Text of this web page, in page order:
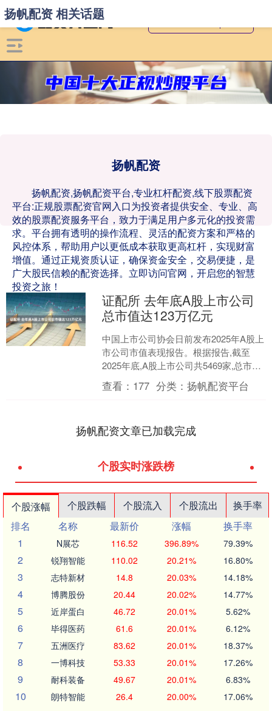
扬帆配资
扬帆配资,扬帆配资平台,专业杠杆配资,线下股票配资
平台:正规股票配资官网入口为投资者提供安全、专业、高
效的股票配资服务平台，致力于满足用户多元化的投资需
求。平台拥有透明的操作流程、灵活的配资方案和严格的
风控体系，帮助用户以更低成本获取更高杠杆，实现财富
增值。通过正规资质认证，确保资金安全，交易便捷，是
广大股民信赖的配资选择。立即访问官网，开启您的智慧
投资之旅！
扬帆配资 相关话题
证配所 去年底A股上市公司
总市值达123万亿元
中国上市公司协会日前发布2025年A股上
市公司市值表现报告。根据报告,截至
2025年底,A股上市公司共5469家,总市值
123万亿元,其中2025年新增上市公司....
查看： 177 分类：扬帆配资平台
扬帆配资文章已加载完成
个股实时涨跌榜
个股涨幅 个股跌幅 个股流入 个股流出
换手率
排名
名称 最新价 涨幅
换手率
1
N展芯 116.52 396.89% 79.39%
2 锐翔智能 110.02 20.21% 16.80%
3 志特新材 14.8 20.03% 14.18%
4 博腾股份 20.44 20.02% 14.77%
5 近岸蛋白 46.72 20.01% 5.62%
6 毕得医药 61.6 20.01% 6.12%
7 五洲医疗 83.62 20.01% 18.37%
8 一博科技 53.33 20.01% 17.26%
9 耐科装备 49.67 20.01% 6.83%
10 朗特智能 26.4 20.00% 17.06%